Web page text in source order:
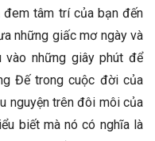
đem tâm trí của bạn đến
những giấc mơ ngày và
vào những giây phút để
Đế trong cuộc đời của
nguyện trên đôi môi của
biết mà nó có nghĩa là